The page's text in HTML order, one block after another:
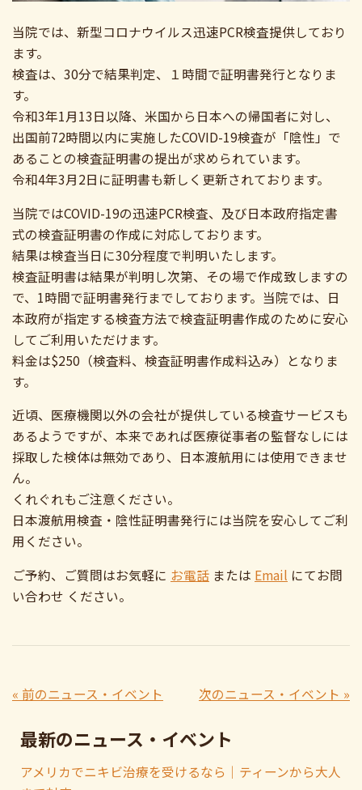
当院では、新型コロナウイルス迅速PCR検査提供しており
ます。
検査は、30分で結果判定、１時間で証明書発行となりま
す。
令和3年1月13日以降、米国から日本への帰国者に対し、
出国前72時間以内に実施したCOVID-19検査が「陰性」で
あることの検査証明書の提出が求められています。
令和4年3月2日に証明書も新しく更新されております。
当院ではCOVID-19の迅速PCR検査、及び日本政府指定書
式の検査証明書の作成に対応しております。
結果は検査当日に30分程度で判明いたします。
検査証明書は結果が判明し次第、その場で作成致しますの
で、1時間で証明書発行までしております。当院では、日
本政府が指定する検査方法で検査証明書作成のために安心
してご利用いただけます。
料金は$250（検査料、検査証明書作成料込み）となりま
す。
近頃、医療機関以外の会社が提供している検査サービスも
あるようですが、本来であれば医療従事者の監督なしには
採取した検体は無効であり、日本渡航用には使用できませ
ん。
くれぐれもご注意ください。
日本渡航用検査・陰性証明書発行には当院を安心してご利
用ください。
ご予約、ご質問はお気軽に お電話 または Email にてお問
い合わせ ください。
« 前のニュース・イベント 次のニュース・イベント »
最新のニュース・イベント
アメリカでニキビ治療を受けるなら｜ティーンから大人